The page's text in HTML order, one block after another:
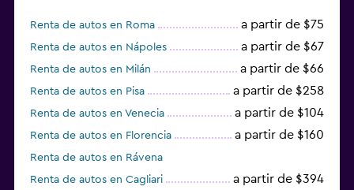
Renta de autos en Roma a partir de $75
Renta de autos en Nápoles a partir de $67
Renta de autos en Milán a partir de $66
Renta de autos en Pisa a partir de $258
Renta de autos en Venecia a partir de $104
Renta de autos en Florencia a partir de $160
Renta de autos en Rávena
Renta de autos en Cagliari
a partir de $394